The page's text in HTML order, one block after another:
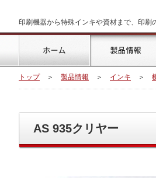
印刷機器から特殊インキや資材まで、印刷
トップ
トップ ＞ 製品情報 ＞ インキ ＞
AS 935クリヤー